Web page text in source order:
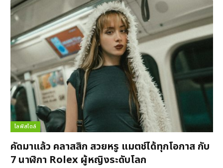
ไลฟ์สไตล์
คัดมาแล้ว คลาสสิก สวยหรู แมตช์ได้ทุกโอกาส กับ
7 นาฬิกา Rolex ผู้หญิงระดับโลก